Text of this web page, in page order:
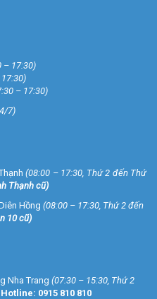
– 17:30)
– 17:30)
7)
(08:00 – 17:30, Thứ 2 đến Thứ
Thạnh cũ)
Hồng (08:00 – 17:30, Thứ 2 đến
10 cũ)
Nha Trang (07:30 – 15:30, Thứ 2
Hotline: 0915 810 810